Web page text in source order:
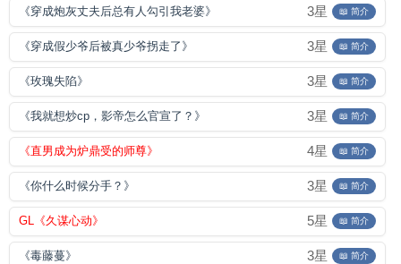
《穿成炮灰丈夫后总有人勾引我老婆》 3星 📖 简介
《穿成假少爷后被真少爷拐走了》 3星 📖 简介
《玫瑰失陷》 3星 📖 简介
《我就想炒cp，影帝怎么官宣了？》 3星 📖 简介
《直男成为炉鼎受的师尊》 4星 📖 简介
《你什么时候分手？》 3星 📖 简介
GL《久谋心动》 5星 📖 简介
《毒藤蔓》 3星 📖 简介